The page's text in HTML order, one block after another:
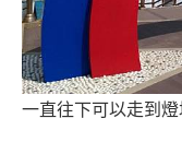
一直往下可以走到